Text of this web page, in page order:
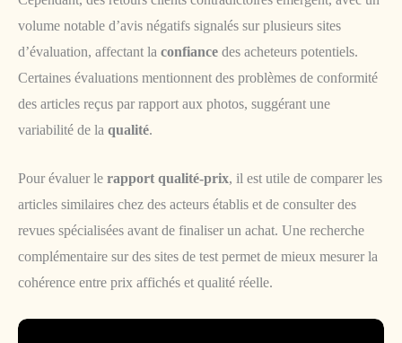
volume notable d’avis négatifs signalés sur plusieurs sites
d’évaluation, affectant la confiance des acheteurs potentiels.
Certaines évaluations mentionnent des problèmes de conformité
des articles reçus par rapport aux photos, suggérant une
variabilité de la qualité.
Pour évaluer le rapport qualité-prix, il est utile de comparer les
articles similaires chez des acteurs établis et de consulter des
revues spécialisées avant de finaliser un achat. Une recherche
complémentaire sur des sites de test permet de mieux mesurer la
cohérence entre prix affichés et qualité réelle.